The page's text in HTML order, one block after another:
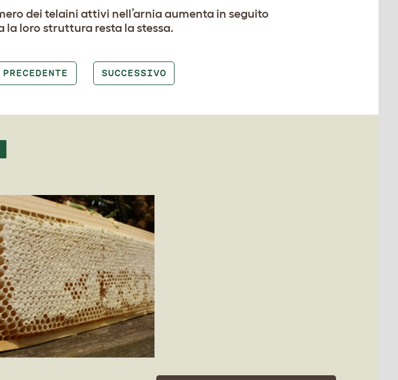
dei telaini attivi nell’arnia aumenta in seguito
la loro struttura resta la stessa.
PRECEDENTE SUCCESSIVO